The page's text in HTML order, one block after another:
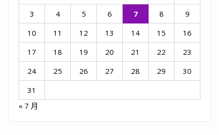
3
4 5 6 7 8
9
10
11 12 13 14 15
16
17
18 19 20 21 22
23
24
25 26 27 28 29
30
31
« 7 月